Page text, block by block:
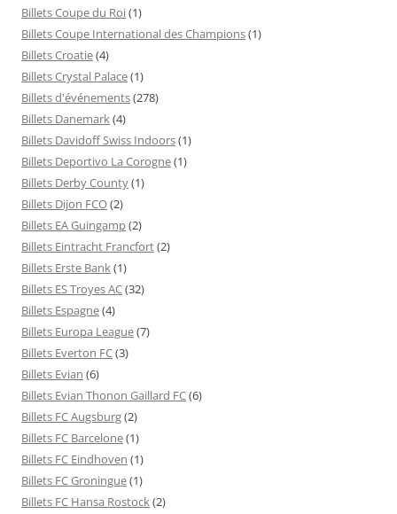
Billets Coupe du Roi(1)
Billets Coupe International des Champions(1)
Billets Croatie(4)
Billets Crystal Palace(1)
Billets d'événements(278)
Billets Danemark(4)
Billets Davidoff Swiss Indoors(1)
Billets Deportivo La Corogne(1)
Billets Derby County(1)
Billets Dijon FCO(2)
Billets EA Guingamp(2)
Billets Eintracht Francfort(2)
Billets Erste Bank(1)
Billets ES Troyes AC(32)
Billets Espagne(4)
Billets Europa League(7)
Billets Everton FC(3)
Billets Evian (6)
Billets Evian Thonon Gaillard FC(6)
Billets FC Augsburg(2)
Billets FC Barcelone(1)
Billets FC Eindhoven (1)
Billets FC Groningue(1)
Billets FC Hansa Rostock(2)